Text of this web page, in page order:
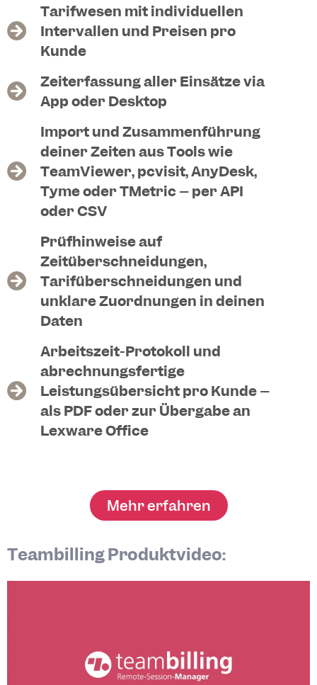
Tarifwesen mit individuellen
Intervallen und Preisen pro
Kunde
Zeiterfassung aller Einsätze via
App oder Desktop
Import und Zusammenführung
deiner Zeiten aus Tools wie
TeamViewer, pcvisit, AnyDesk,
Tyme oder TMetric – per API
oder CSV
Prüfhinweise auf
Zeitüberschneidungen,
Tarifüberschneidungen und
unklare Zuordnungen in deinen
Daten
Arbeitszeit-Protokoll und
abrechnungsfertige
Leistungsübersicht pro Kunde –
als PDF oder zur Übergabe an
Lexware Office
Mehr erfahren
Teambilling Produktvideo: